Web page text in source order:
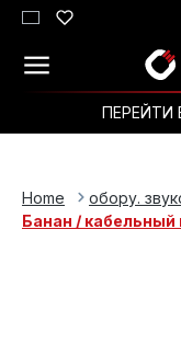
Перейти к
ПЕРЕЙТИ
Home обору.
Банан / кабельный